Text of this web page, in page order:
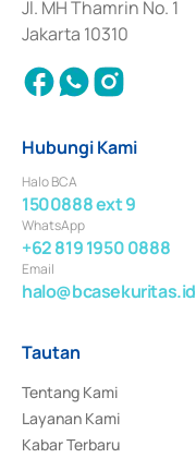
Jl. MH Thamrin No. 1
Jakarta 10310
Hubungi Kami
Halo BCA
1500888 ext 9
WhatsApp
+62 819 1950 0888
Email
halo@bcasekuritas.id
Tautan
Tentang Kami
Layanan Kami
Kabar Terbaru